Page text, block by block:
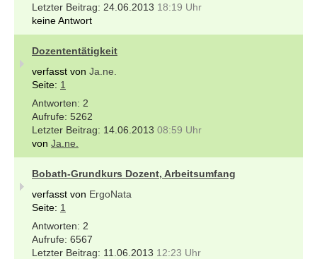
24.06.2013 18:19 Uhr
keine Antwort
Dozententätigkeit
verfasst von Ja.ne.
Seite: 1
2
5262
14.06.2013 08:59 Uhr
von Ja.ne.
Bobath-Grundkurs Dozent, Arbeitsumfang
verfasst von ErgoNata
Seite: 1
2
6567
11.06.2013 12:23 Uhr